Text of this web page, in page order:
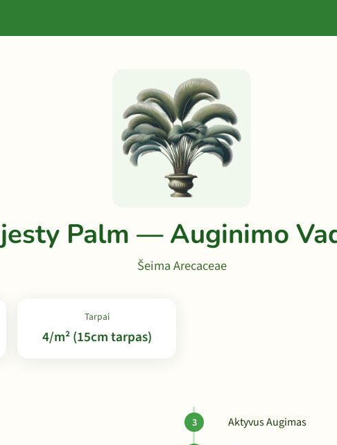
Palm — Auginimo
Šeima Arecaceae
Tarpai
4/m² (15cm tarpas)
Aktyvus Augimas